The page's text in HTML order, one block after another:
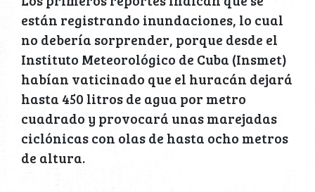
están registrando inundaciones, lo cual
no debería sorprender, porque desde el
Instituto Meteorológico de Cuba (Insmet)
habían vaticinado que el huracán dejará
hasta 450 litros de agua por metro
cuadrado y provocará unas marejadas
ciclónicas con olas de hasta ocho metros
de altura.